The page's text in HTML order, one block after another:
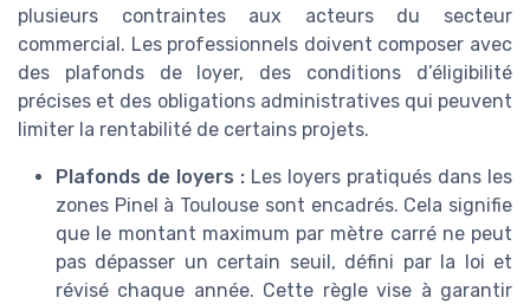
plusieurs contraintes aux acteurs du secteur
commercial. Les professionnels doivent composer avec
des plafonds de loyer, des conditions d’éligibilité
précises et des obligations administratives qui peuvent
limiter la rentabilité de certains projets.
Plafonds de loyers : Les loyers pratiqués dans les
zones Pinel à Toulouse sont encadrés. Cela signifie
que le montant maximum par mètre carré ne peut
pas dépasser un certain seuil, défini par la loi et
révisé chaque année. Cette règle vise à garantir